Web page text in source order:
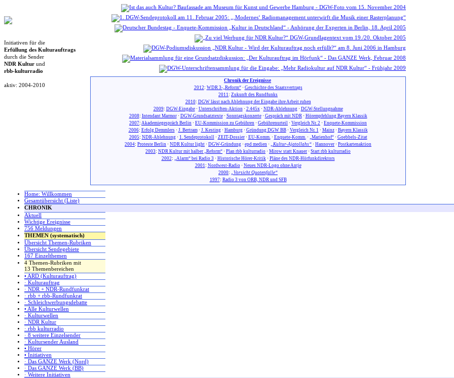
Initiativen für die
Erfüllung des Kulturauftrags
durch die Sender
NDR Kultur und
rbb-kulturradio
aktiv: 2004-2010
Chronik der Ereignisse
2012: WDR 3-„Reform“· Geschichte des Staatsvertrags
2011: Zukunft des Rundfunks
2010: DGW lässt nach Ablehnung der Eingabe ihre Arbeit ruhen
2009: DGW-Eingabe· Unterschriften-Aktion· 2.445x· NDR-Ablehnung· DGW-Stellungnahme
2008: Intendant Marmor· DGW-Grundsatztexte· Sonntagskonzerte· Gespräch mit NDR· Hörempfehlung Bayern Klassik
2007: Akademiegespräch Berlin · EU-Kommission zu Gebühren · Gebührenurteil · Vergleich Nr. 2 · Enquete-Kommission
2006: Erfolg Demmlers· J. Bertram· J. Kesting· Hamburg· Gründung DGW BB· Vergleich Nr. 1 · Mainz· Bayern Klassik
2005: NDR-Ablehnung· 1. Sendeprotokoll· ZEIT-Dossier· EU-Komm.· Enquete-Komm.· „Marienhof“· Goebbels-Zitat
2004: Proteste Berlin · NDR Kultur light · DGW-Gründung · epd medien · „Kultur-Ajatollahs“ · Hannover · Postkartenaktion
2003: NDR Kultur mit halber „Reform“ · Plan rbb kulturradio · Mirow statt Knauer · Start rbb kulturradio
2002: „Alarm“ bei Radio 3 · Historische Hörer-Kritik· Pläne des NDR-Hörfunkdirektors
2001: Nordwest-Radio· Neues NDR-Logo ohne Antje
2000: „Vorsicht Quotenfalle“
1997: Radio 3 von ORB, NDR und SFB
Home: Willkommen
Gesamtübersicht (Liste)
CHRONIK
Aktuell
Wichtige Ereignisse
756 Meldungen
THEMEN (systematisch)
Übersicht Themen-Rubriken
Übersicht Sendegebiete
167 Einzelthemen
4 Themen-Rubriken mit
13 Themenbereichen
• ARD (Kulturauftrag)
· Kulturauftrag
· NDR + NDR-Rundfunkrat
· rbb + rbb-Rundfunkrat
· Schleichwerbungsdebatte
• Alle Kulturwellen
· Kulturwellen
· NDR Kultur
· rbb kulturradio
· 8 weitere Einzelsender
· Kultursender Ausland
• Hörer
• Initiativen
· Das GANZE Werk (Nord)
· Das GANZE Werk (BB)
· Weitere Initiativen